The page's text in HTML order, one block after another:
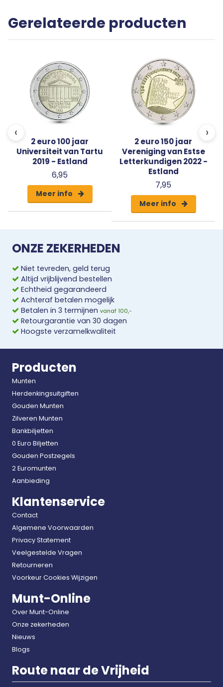
capsule met een algemeen certificaat van echtheid.
Gerelateerde producten
‹
2 euro 100 jaar
Universiteit van Tartu
2019 - Estland
6,95
Meer info
2 euro 150 jaar
Vereniging van Estse
Letterkundigen 2022 -
Estland
7,95
Meer info
›
ONZE ZEKERHEDEN
Niet tevreden, geld terug
Altijd vrijblijvend bestellen
Echtheid gegarandeerd
Achteraf betalen mogelijk
Betalen in 3 termijnen vanaf 100,-
Retourgarantie van 30 dagen
Hoogste verzamelkwaliteit
Producten
Munten
Herdenkingsuitgiften
Gouden Munten
Zilveren Munten
Bankbiljetten
0 Euro Biljetten
Gouden Postzegels
2 Euromunten
Aanbieding
Klantenservice
Contact
Algemene Voorwaarden
Privacy Statement
Veelgestelde Vragen
Retourneren
Voorkeur Cookies Wijzigen
Munt-Online
Over Munt-Online
Onze zekerheden
Nieuws
Blogs
Route naar de Vrijheid